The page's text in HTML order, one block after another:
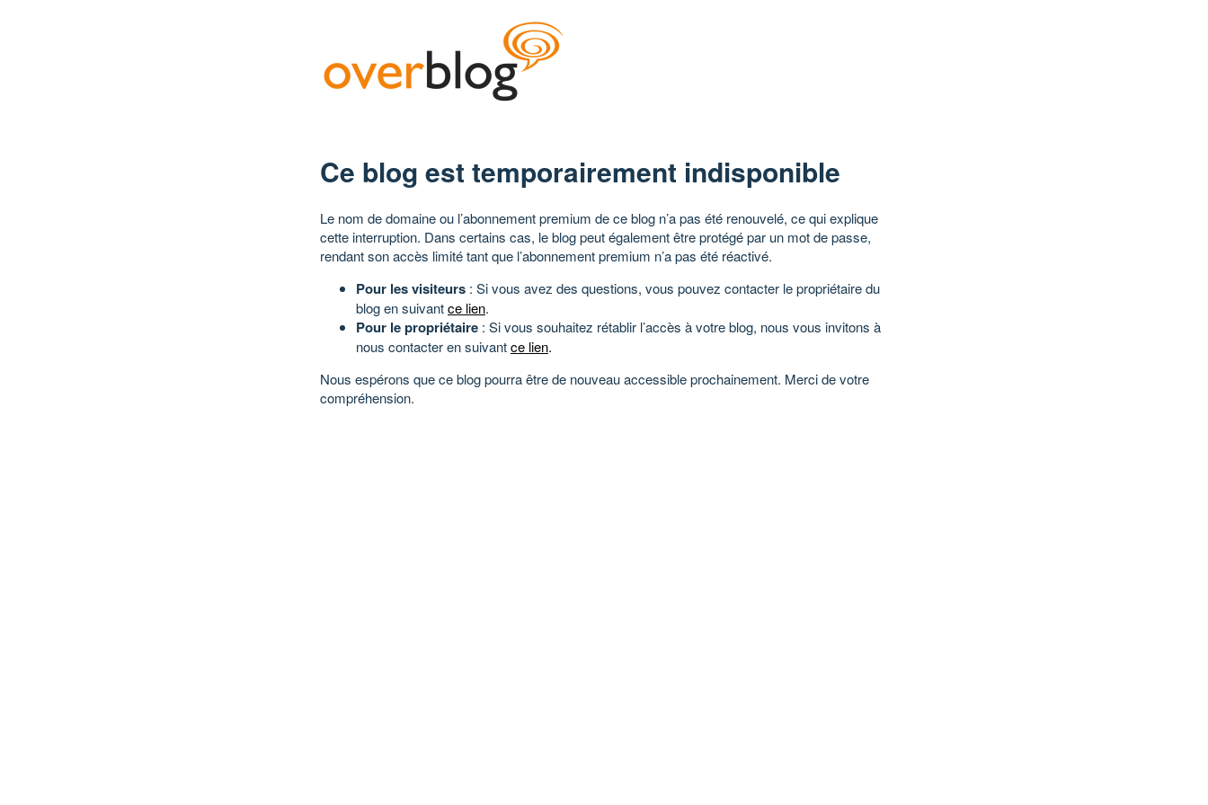
Ce blog est temporairement indisponible
Le nom de domaine ou l’abonnement premium de ce blog n’a pas été renouvelé, ce qui explique
cette interruption. Dans certains cas, le blog peut également être protégé par un mot de passe,
rendant son accès limité tant que l’abonnement premium n’a pas été réactivé.
Pour les visiteurs : Si vous avez des questions, vous pouvez contacter le propriétaire du
blog en suivantce lien.
Pour le propriétaire : Si vous souhaitez rétablir l’accès à votre blog, nous vous invitons à
nous contacter en suivantce lien.
Nous espérons que ce blog pourra être de nouveau accessible prochainement. Merci de votre
compréhension.